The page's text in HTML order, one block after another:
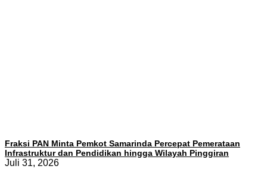
Fraksi PAN Minta Pemkot Samarinda Percepat Pemerataan
Infrastruktur dan Pendidikan hingga Wilayah Pinggiran
Juli 31, 2026